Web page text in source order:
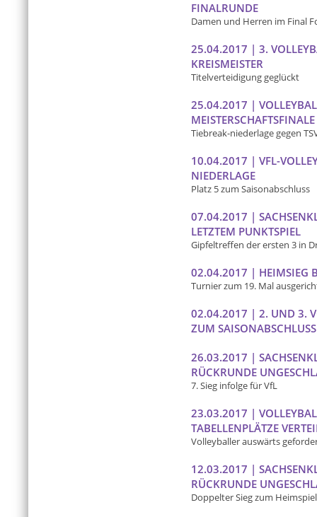
FINALRUNDE
Damen und Herren im Final
25.04.2017 | 3.
KREISMEISTER
Titelverteidigung geglückt
25.04.2017 |
MEISTERSCHAFTSFINALE
Tiebreak-niederlage gegen
10.04.2017 | VFL-
NIEDERLAGE
Platz 5 zum Saisonabschluss
07.04.2017 |
LETZTEM PUNKTSPIEL
Gipfeltreffen der ersten 3 in
02.04.2017 | HEIMSIEG
Turnier zum 19. Mal
02.04.2017 | 2. UND 3.
ZUM SAISONABSCHLUSS
26.03.2017 |
RÜCKRUNDE
7. Sieg infolge für VfL
23.03.2017 |
TABELLENPLÄTZE
Volleyballer auswärts
12.03.2017 |
RÜCKRUNDE
Doppelter Sieg zum